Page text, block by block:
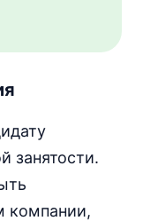
занятости.
компании,